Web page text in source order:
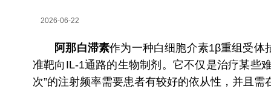
2026-06-22
阿那白滞素作为一种白细胞介素1β重组受体
准靶向IL-1通路的生物制剂。它不仅是治疗某些
次”的注射频率需要患者有较好的依从性，并且